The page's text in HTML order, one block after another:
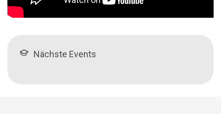
Nächste Events